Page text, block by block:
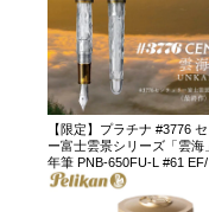
【限定】プラチナ #3776
ー富士雲景シリーズ「雲海
年筆 PNB-650FU-L #61